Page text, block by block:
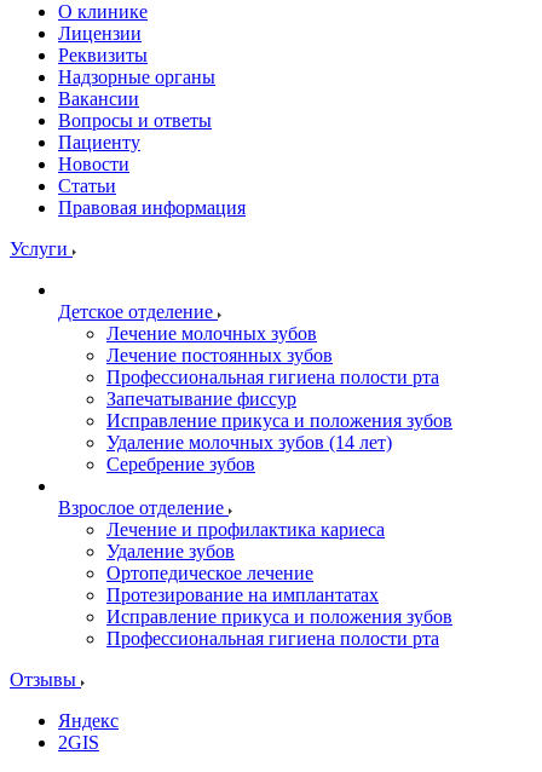
О клинике
Лицензии
Реквизиты
Надзорные органы
Вакансии
Вопросы и ответы
Пациенту
Новости
Статьи
Правовая информация
Услуги
Детское отделение
Лечение молочных зубов
Лечение постоянных зубов
Профессиональная гигиена полости рта
Запечатывание фиссур
Исправление прикуса и положения зубов
Удаление молочных зубов (14 лет)
Серебрение зубов
Взрослое отделение
Лечение и профилактика кариеса
Удаление зубов
Ортопедическое лечение
Протезирование на имплантатах
Исправление прикуса и положения зубов
Профессиональная гигиена полости рта
Отзывы
Яндекс
2GIS